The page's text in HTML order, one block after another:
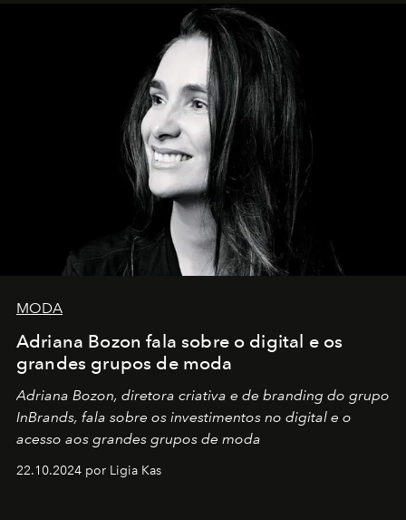
MODA
Adriana Bozon fala sobre o digital e os
grandes grupos de moda
Adriana Bozon, diretora criativa e de branding do grupo
InBrands, fala sobre os investimentos no digital e o
acesso aos grandes grupos de moda
22.10.2024 por Ligia Kas